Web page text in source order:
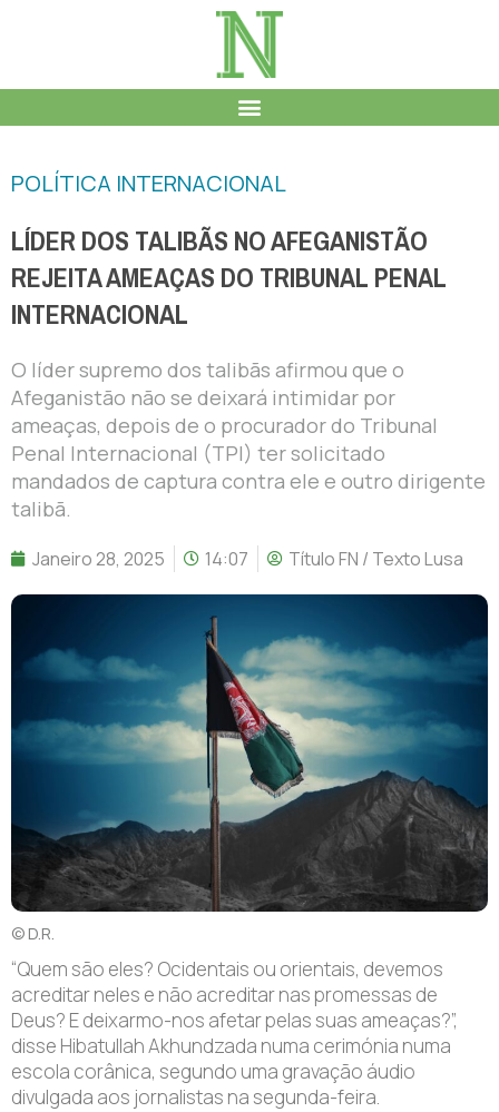
POLÍTICA INTERNACIONAL
LÍDER DOS TALIBÃS NO AFEGANISTÃO
REJEITA AMEAÇAS DO TRIBUNAL PENAL
INTERNACIONAL
O líder supremo dos talibãs afirmou que o
Afeganistão não se deixará intimidar por
ameaças, depois de o procurador do Tribunal
Penal Internacional (TPI) ter solicitado
mandados de captura contra ele e outro dirigente
talibã.
Janeiro 28, 2025 14:07 Título FN / Texto Lusa
© D.R.
“Quem são eles? Ocidentais ou orientais, devemos
acreditar neles e não acreditar nas promessas de
Deus? E deixarmo-nos afetar pelas suas ameaças?”,
disse Hibatullah Akhundzada numa cerimónia numa
escola corânica, segundo uma gravação áudio
divulgada aos jornalistas na segunda-feira.